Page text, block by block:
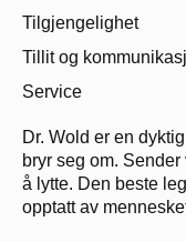
Tilgjengelighet
Tillit og
Service
Dr. Wold er en
bryr seg om.
å lytte. Den beste
opptatt av